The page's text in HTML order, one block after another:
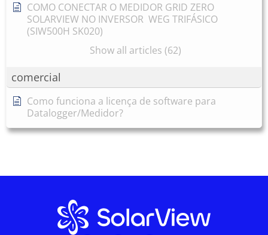
COMO CONECTAR O MEDIDOR GRID ZERO
SOLARVIEW NO INVERSOR WEG TRIFÁSICO
(SIW500H SK020)
Show all articles (62)
comercial
Como funciona a licença de software para
Datalogger/Medidor?